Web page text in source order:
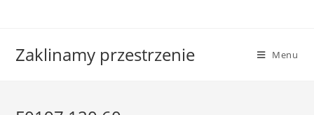
Zaklinamy przestrzenie Menu